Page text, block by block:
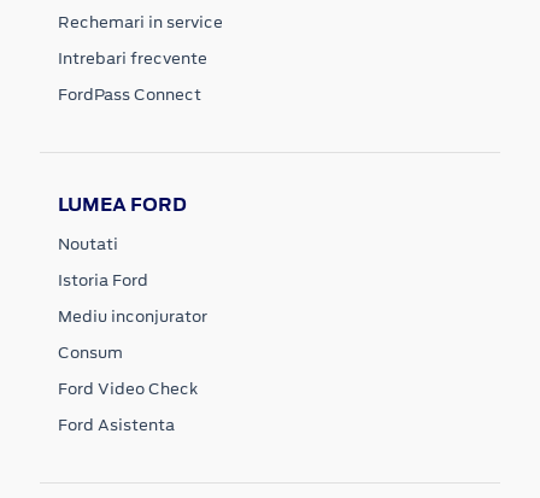
Rechemari in service
Intrebari frecvente
FordPass Connect
LUMEA FORD
Noutati
Istoria Ford
Mediu inconjurator
Consum
Ford Video Check
Ford Asistenta